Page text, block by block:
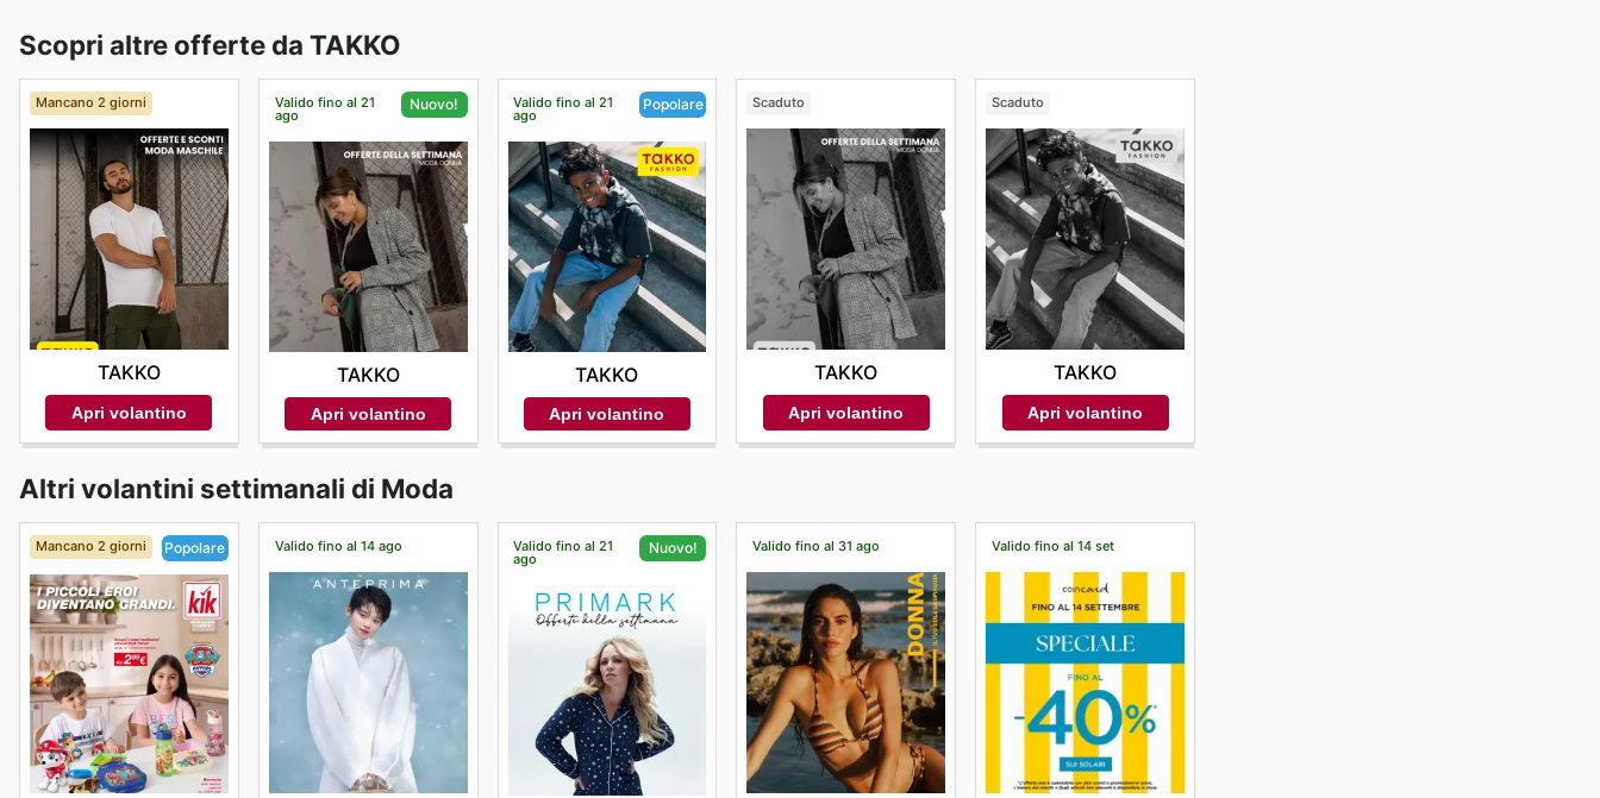
Scopri altre offerte da TAKKO
Mancano 2 giorni
TAKKO
Apri volantino
Valido fino al 21
ago
Nuovo!
TAKKO
Apri volantino
Valido fino al 21
ago
Popolare
TAKKO
Apri volantino
Scaduto
TAKKO
Apri volantino
Scaduto
TAKKO
Apri volantino
Altri volantini settimanali di Moda
Mancano 2 giorni Popolare Valido fino al 14 ago Valido fino al 21
ago
Nuovo! Valido fino al 31 ago Valido fino al 14 set